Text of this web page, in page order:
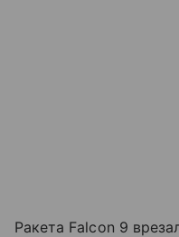
Ракета Falcon 9